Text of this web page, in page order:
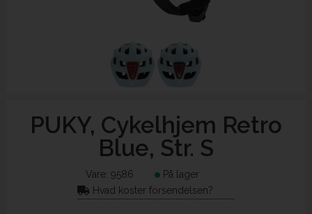
PUKY, Cykelhjem Retro
Blue, Str. S
Vare:9586
På lager
Hvad koster forsendelsen?